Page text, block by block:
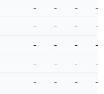
- - - -
- - - -
- - - -
- - - -
- - - -